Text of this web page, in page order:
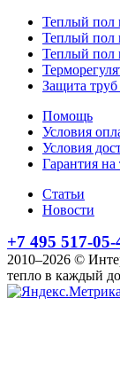
Теплый пол
Теплый пол
Теплый пол
Защита труб
Помощь
Условия
Условия
Гарантия на
Статьи
Новости
+7 495 517-05-
2010–2026 ©
тепло в каждый